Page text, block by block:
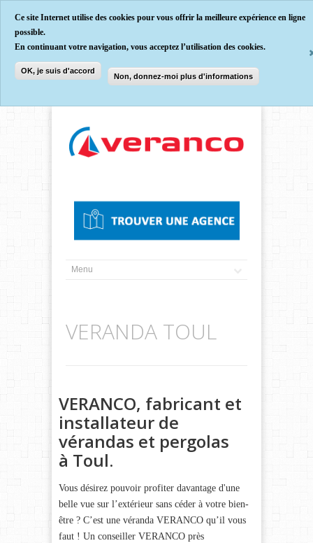
Ce site Internet utilise des cookies pour vous offrir la meilleure expérience en ligne
possible.
En continuant votre navigation, vous acceptez l’utilisation des cookies.
OK, je suis d'accord
Non, donnez-moi plus d'informations
VERANDA TOUL
VERANCO, fabricant et
installateur de
vérandas et pergolas
à Toul.
Vous désirez pouvoir profiter davantage d'une
belle vue sur l’extérieur sans céder à votre bien-
être ? C’est une véranda VERANCO qu’il vous
faut ! Un conseiller VERANCO près